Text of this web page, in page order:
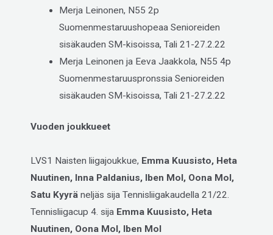
Merja Leinonen, N55 2p
Suomenmestaruushopeaa Senioreiden
sisäkauden SM-kisoissa, Tali 21-27.2.22
Merja Leinonen ja Eeva Jaakkola, N55 4p
Suomenmestaruuspronssia Senioreiden
sisäkauden SM-kisoissa, Tali 21-27.2.22
Vuoden joukkueet
LVS1 Naisten liigajoukkue, Emma Kuusisto, Heta
Nuutinen, Inna Paldanius, Iben Mol, Oona Mol,
Satu Kyyrä neljäs sija Tennisliigakaudella 21/22.
Tennisliigacup 4. sija Emma Kuusisto, Heta
Nuutinen, Oona Mol, Iben Mol